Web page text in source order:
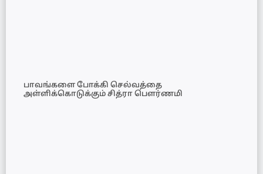
பாவங்களை போக்கி செல்வத்தை
அள்ளிக்கொடுக்கும் சித்ரா பௌர்ணமி